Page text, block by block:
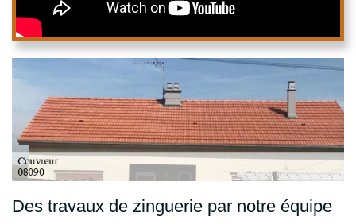
Des travaux de zinguerie par notre équipe